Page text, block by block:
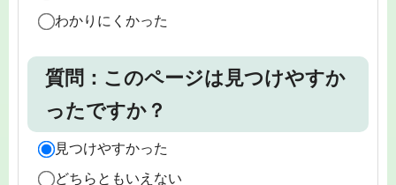
わかりにくかった
質問：このページは見つけやすか
ったですか？
見つけやすかった
どちらともいえない